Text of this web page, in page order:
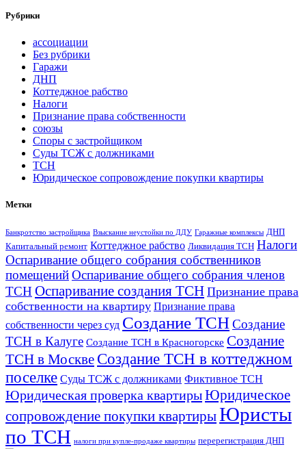
Рубрики
ассоциации
Без рубрики
Гаражи
ДНП
Коттеджное рабство
Налоги
Признание права собственности
союзы
Споры с застройщиком
Суды ТСЖ с должниками
ТСН
Юридическое сопровождение покупки квартиры
Метки
Банкротство застройщика Взыскание неустойки по ДДУ Гаражные комплексы ДНП
Капитальный ремонт Коттеджное рабство Ликвидация ТСН Налоги
Оспаривание общего собрания собственников
помещенийОспаривание общего собрания членов
ТСН Оспаривание создания ТСН Признание права
собственности на квартиру Признание права
собственности через суд Создание ТСНСоздание
ТСН в Калуге Создание ТСН в Красногорске Создание
ТСН в Москве Создание ТСН в коттеджном
поселке Суды ТСЖ с должниками Фиктивное ТСН
Юридическая проверка квартирыЮридическое
сопровождение покупки квартирыЮристы
по ТСН налоги при купле-продаже квартиры перерегистрация ДНП